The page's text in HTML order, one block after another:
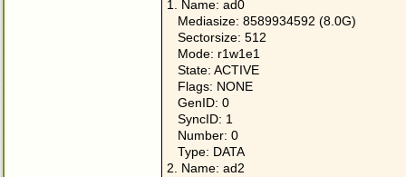
1. Name: ad0
   Mediasize: 8589934592 (8.0G)
   Sectorsize: 512
   Mode: r1w1e1
   State: ACTIVE
   Flags: NONE
   GenID: 0
   SyncID: 1
   Number: 0
   Type: DATA
2. Name: ad2